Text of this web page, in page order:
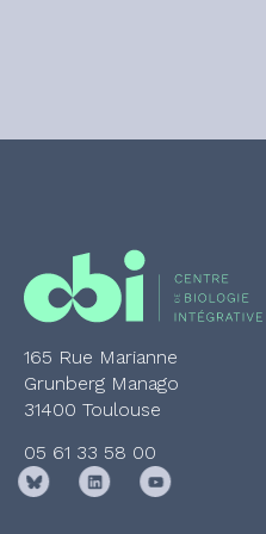
165 Rue Marianne
Grunberg Manago
31400 Toulouse
05 61 33 58 00